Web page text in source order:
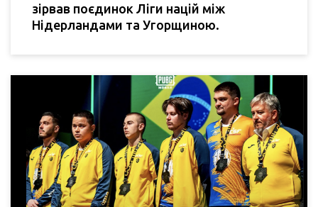
зірвав поєдинок Ліги націй між
Нідерландами та Угорщиною.